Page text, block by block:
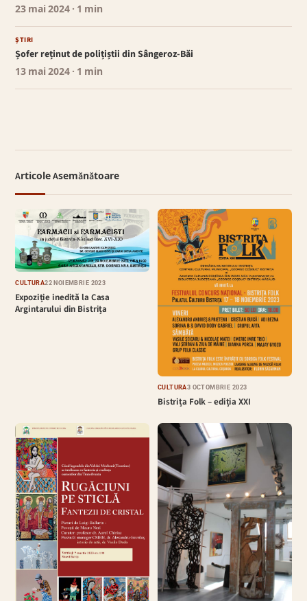
23 mai 2024 · 1 min
ȘTIRI
Șofer reținut de polițiștii din Sângeroz-Băi
13 mai 2024 · 1 min
Articole Asemănătoare
CULTURĂ22 NOIEMBRIE 2023
Expoziție inedită la Casa
Argintarului din Bistrița
CULTURĂ3 OCTOMBRIE 2023
Bistrița Folk – ediția XXI